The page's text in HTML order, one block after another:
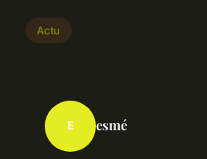
Actu
E esmé